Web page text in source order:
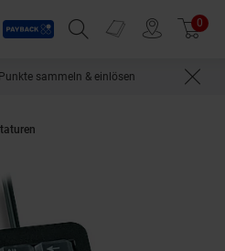
Payback
Suchfeld einblenden
Prospekte 0
sammeln & einlösen